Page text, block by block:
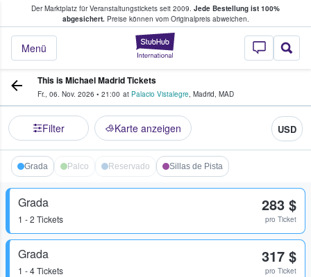
Der Marktplatz für Veranstaltungstickets seit 2009. Jede Bestellung ist 100%
abgesichert.Preise können vom Originalpreis abweichen.
StubHub - Wo
Menü
Tickets kaufen & verkaufen
This is Michael Madrid Tickets
Fr., 06. Nov. 2026 • 21:00 at Palacio Vistalegre, Madrid, MAD
Filter Karte anzeigen USD
Grada Palco Reservado Sillas de Pista
Grada
1 - 2 Tickets
283 $
pro Ticket
Grada
1 - 4 Tickets
317 $
pro Ticket